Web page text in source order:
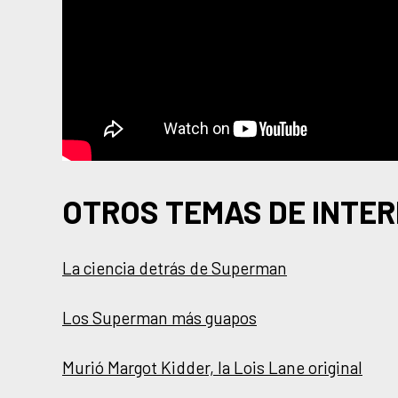
OTROS TEMAS DE
La ciencia detrás de Superman
Los Superman más guapos
Murió Margot Kidder, la Lois Lane original